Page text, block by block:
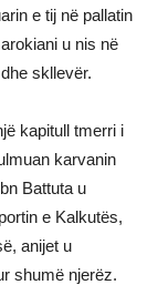
e tij në pallatin
u nis në
skllevër.
kapitull tmerri i
karvanin
Battuta u
e Kalkutës,
anijet u
shumë njerëz.